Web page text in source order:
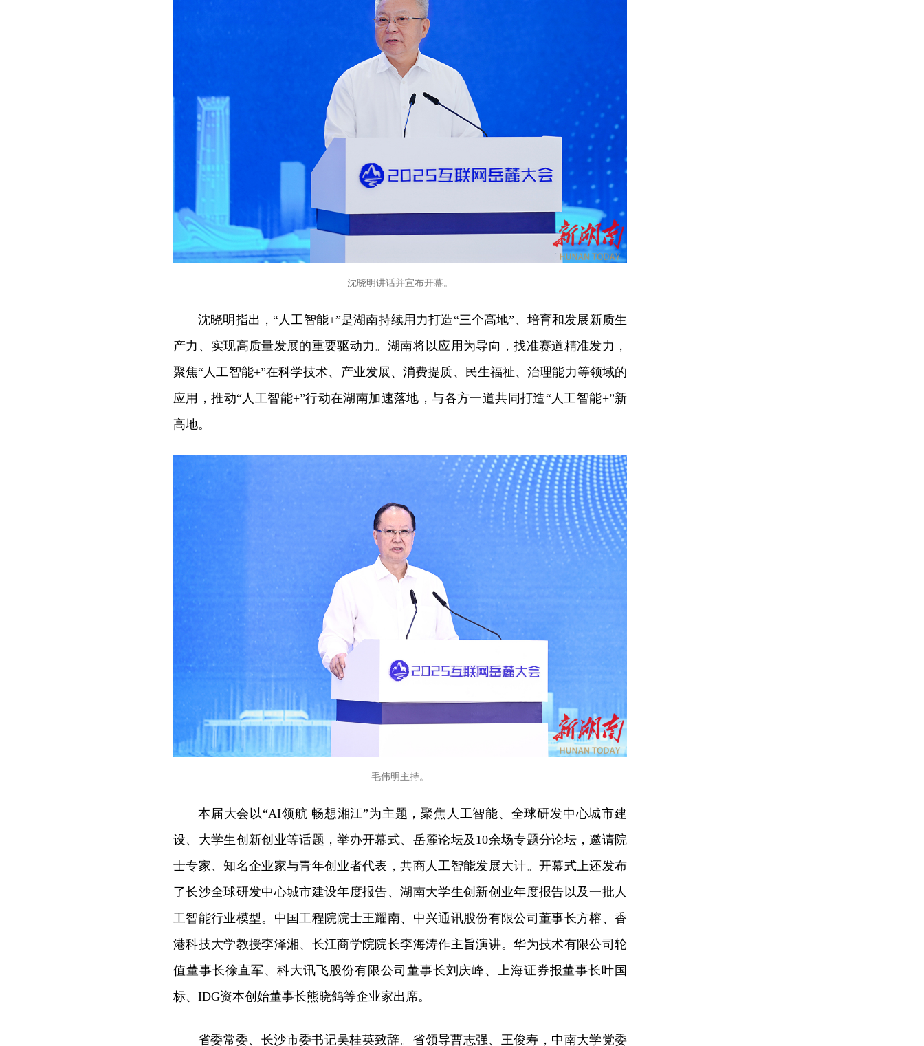
沈晓明讲话并宣布开幕。
沈晓明指出，“人工智能+”是湖南持续用力打造“三个高地”、培育和发展新质生
产力、实现高质量发展的重要驱动力。 湖南将以应用为导向，找准赛道精准发力，
聚焦“人工智能+”在科学技术、产业发展、消费提质、民生福祉、治理能力等领域的
应用，推动“人工智能+”行动在湖南加速落地 ，与各方一道共同打造“人工智能+”新
高地。
毛伟明主持。
本届大会以“AI领航 畅想湘江”为主题，聚焦人工智能、全球研发中心城市建
设、大学生创新创业等话题，举办开幕式、岳麓论坛及10余场专题分论坛，邀请院
士专家、知名企业家与青年创业者代表，共商人工智能发展大计。开幕式上还发布
了长沙全球研发中心城市建设年度报告、湖南大学生创新创业年度报告 以及一批 人
工智能行业模型。中国工程院院士王耀南、中兴通讯股份有限公司董事长方榕、香
港科技大学教授李泽湘、长江商学院院长李海涛作主旨演讲。华为技术有限公司轮
值董事长徐直军、科大讯飞股份有限公司董事长刘庆峰、上海证券报董事长叶国
标、 IDG资本创始董事长熊晓鸽等企业家出席。
省委常委、长沙市委书记吴桂英致辞。省领导曹志强、王俊寿，中南大学党委